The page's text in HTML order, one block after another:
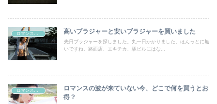
ロマンスタイプ 高いブラジャーと安いブラジャーを買いました
先日ブラジャーを探しました。丸一日かかりました。ほんっとに無
いですね。路面店、エキチカ、駅ビルにはな...
ロマンスの波が来ていない今、どこで何を買うとお
得？